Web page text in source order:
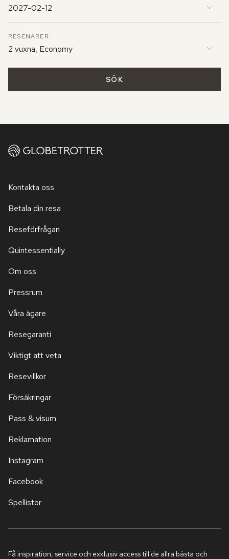
2027-02-12
RESENÄRER:
2 vuxna, Economy
SÖK
Kontakta oss
Betala din resa
Reseförfrågan
Quintessentially
Om oss
Pressrum
Våra ägare
Resegaranti
Viktigt att veta
Resevillkor
Försäkringar
Pass & visum
Reklamation
Instagram
Facebook
Spellistor
Få inspiration, service och exklusiv access till de allra bästa och